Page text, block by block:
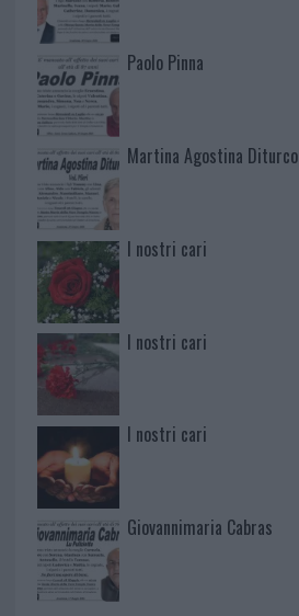
Paolo Pinna
Martina Agostina Diturco
I nostri cari
I nostri cari
I nostri cari
Giovannimaria Cabras